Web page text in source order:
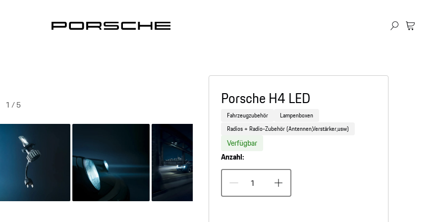
1 /5 Porsche H4 LED
Fahrzeugzubehör
Lampenboxen
Radios + Radio-Zubehör (Antennen,Verstärker,usw)
Verfügbar
Anzahl: